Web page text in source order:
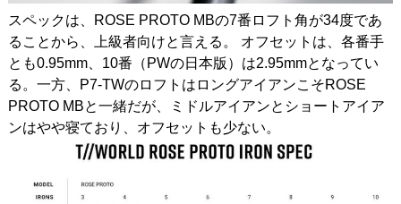
スペックは、ROSE PROTO MBの7番ロフト角が34度であ
ることから、上級者向けと言える。 オフセットは、各番手
とも0.95mm、10番（PWの日本版）は2.95mmとなってい
る。一方、P7-TWのロフトはロングアイアンこそROSE
PROTO MBと一緒だが、ミドルアイアンとショートアイア
ンはやや寝ており、オフセットも少ない。